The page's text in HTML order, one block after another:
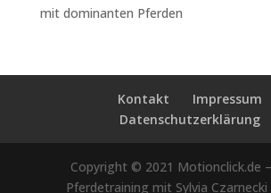
mit dominanten Pferden
Kontakt
Impressum
Datenschutzerklärung
Copyright © 2021 Motionclick.de
Pferdetraining mit Sylvia Czarnecki